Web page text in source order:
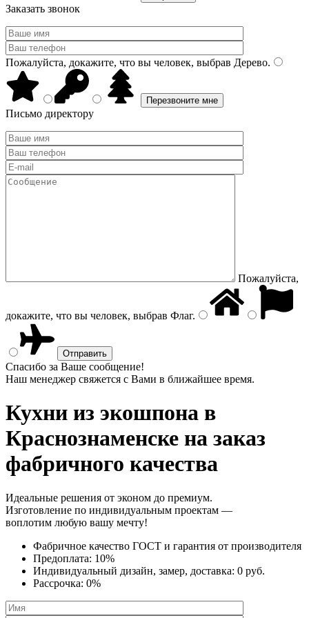
Заказать звонок
Пожалуйста, докажите, что вы человек, выбрав Дерево.
Письмо директору
Пожалуйста,
докажите, что вы человек, выбрав Флаг.
Спасибо за Ваше сообщение!
Наш менеджер свяжется с Вами в ближайшее время.
Кухни из экошпона в
Краснознаменске на заказ
фабричного качества
Идеальные решения от эконом до премиум.
Изготовление по индивидуальным проектам —
воплотим любую вашу мечту!
Фабричное качество ГОСТ и гарантия от производителя
Предоплата: 10%
Индивидуальный дизайн, замер, доставка: 0 руб.
Рассрочка: 0%